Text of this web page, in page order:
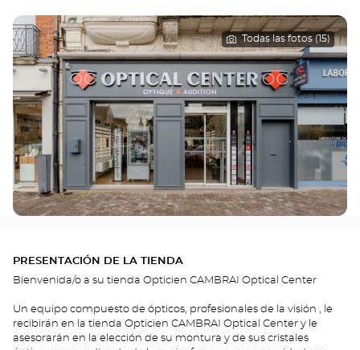
Todas las fotos (15)
PRESENTACIÓN DE LA TIENDA
Bienvenida/o a su tienda Opticien CAMBRAI Optical Center
Un equipo compuesto de ópticos, profesionales de la visión , le
recibirán en la tienda Opticien CAMBRAI Optical Center y le
asesorarán en la elección de su montura y de sus cristales